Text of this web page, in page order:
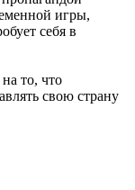
игры,
себя в
то, что
свою страну